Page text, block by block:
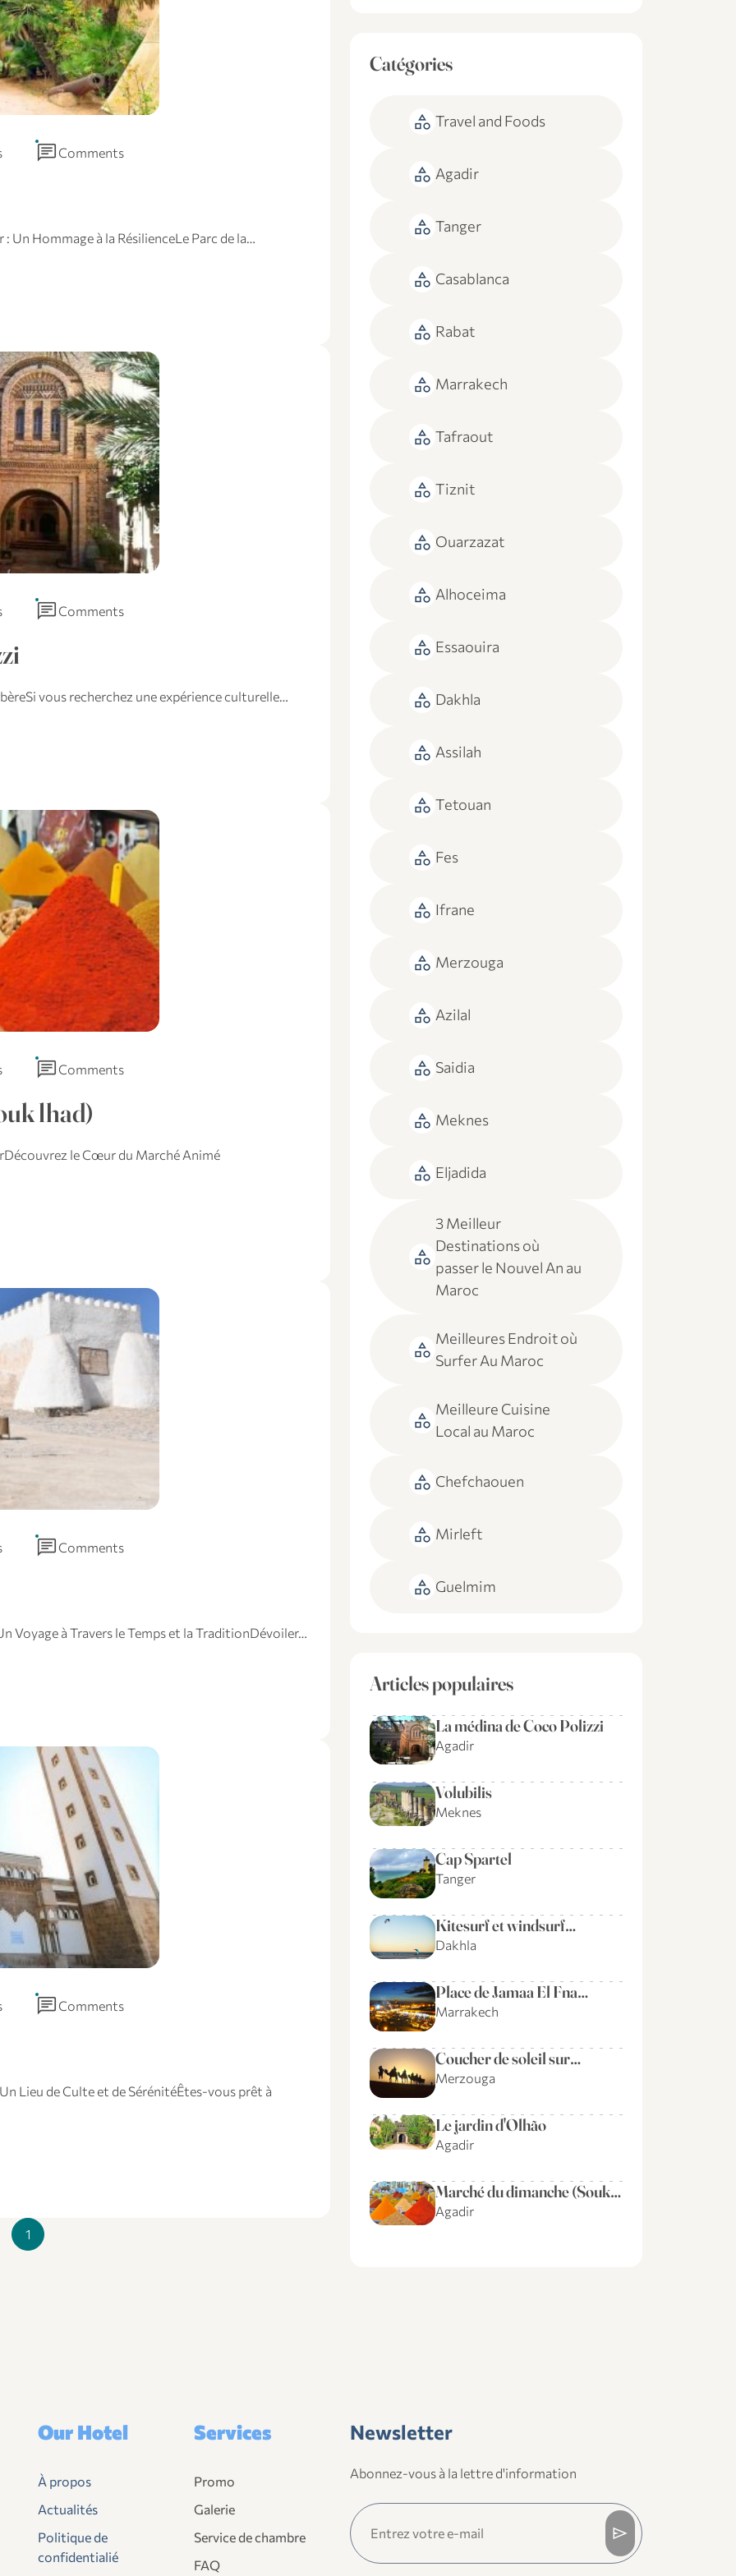
chat Comments
Hommage à la RésilienceLe Parc de la…
chat Comments
vous recherchez une expérience culturelle…
chat Comments
lhad)
le Cœur du Marché Animé
chat Comments
Voyage à Travers le Temps et la TraditionDévoiler…
chat Comments
Lieu de Culte et de SérénitéÊtes-vous prêt à
1
Catégories
category Travel and Foods
category Agadir
category Tanger
category Casablanca
category Rabat
category Marrakech
category Tafraout
category Tiznit
category Ouarzazat
category Alhoceima
category Essaouira
category Dakhla
category Assilah
category Tetouan
category Fes
category Ifrane
category Merzouga
category Azilal
category Saidia
category Meknes
category Eljadida
category
3 Meilleur
Destinations où
passer le Nouvel An au
Maroc
category Meilleures Endroit où
Surfer Au Maroc
category Meilleure Cuisine
Local au Maroc
category Chefchaouen
category Mirleft
category Guelmim
Articles populaires
La médina de Coco Polizzi
Agadir
Volubilis
Meknes
Cap Spartel
Tanger
Kitesurf et windsurf…
Dakhla
Place de Jamaa El Fna…
Marrakech
Coucher de soleil sur…
Merzouga
Le jardin d'Olhão
Agadir
Marché du dimanche (Souk…
Agadir
Our Hotel
À propos
Actualités
Politique de
confidentialié
Services
Promo
Galerie
Service de chambre
FAQ
Newsletter
Abonnez-vous à la lettre d'information
send